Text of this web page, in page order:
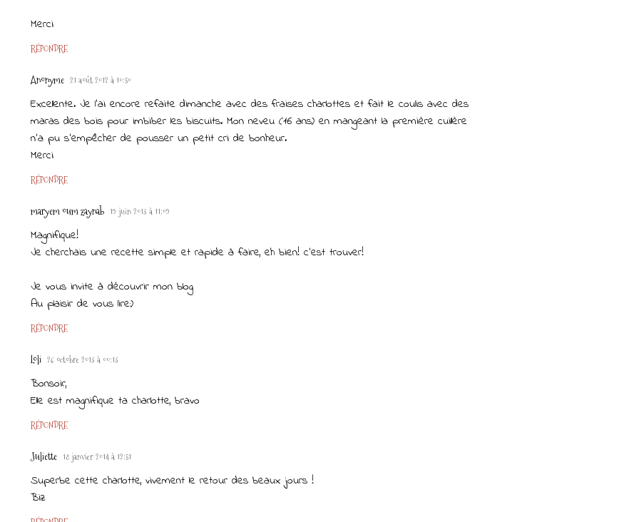
Merci
RÉPONDRE
Anonyme 21 août 2012 à 10:50
Excellente. Je l'ai encore refaite dimanche avec des fraises charlottes et fait le coulis avec des
maras des bois pour imbiber les biscuits. Mon neveu (16 ans) en mangeant la première cuillère
n'a pu s'empêcher de pousser un petit cri de bonheur.
Merci
RÉPONDRE
maryem oum zaynab 19 juin 2013 à 11:09
Magnifique!
Je cherchais une recette simple et rapide à faire, eh bien! c'est trouver!
Je vous invite à découvrir mon blog
Au plaisir de vous lire:)
RÉPONDRE
Loli 26 octobre 2013 à 00:13
Bonsoir,
Elle est magnifique ta charlotte, bravo
RÉPONDRE
Juliette 18 janvier 2014 à 12:51
Superbe cette charlotte, vivement le retour des beaux jours !
Biz